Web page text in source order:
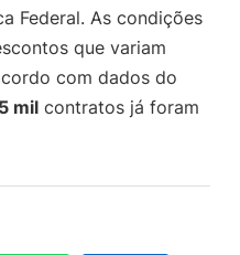
Federal. As condições
que variam
com dados do
mil contratos já foram